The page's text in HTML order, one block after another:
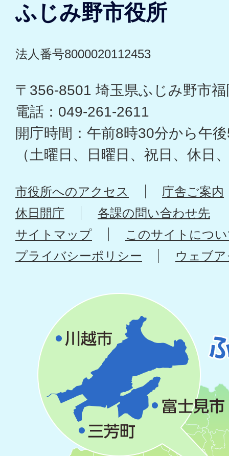
ふじみ野市役所
法人番号8000020112453
〒356-8501 埼玉県ふじみ野市
電話：049-261-2611
開庁時間：午前8時30分から午
（土曜日、日曜日、祝日、休日
市役所へのアクセス
庁舎ご案内
休日開庁
各課の問い合わせ先
サイトマップ
このサイトにつ
プライバシーポリシー
ウェブ